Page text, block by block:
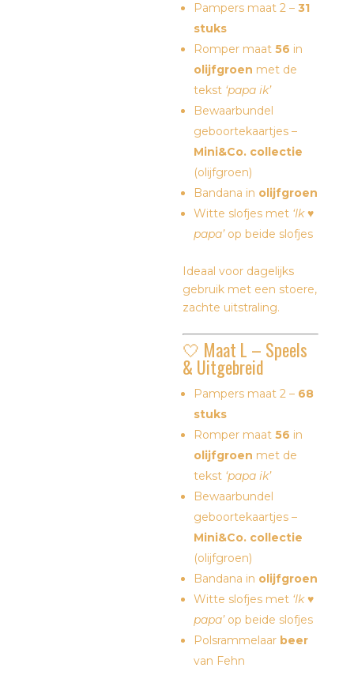
Pampers maat 2 –31
stuks
Romper maat56 in
olijfgroen met de
tekst ‘papa ik’
Bewaarbundel
geboortekaartjes –
Mini&Co. collectie
(olijfgroen)
Bandana in olijfgroen
Witte slofjes met ‘Ik ♥
papa’op beide slofjes
Ideaal voor dagelijks
gebruik met een stoere,
zachte uitstraling.
🤍 Maat L – Speels
& Uitgebreid
Pampers maat 2 – 68
stuks
Romper maat56 in
olijfgroen met de
tekst ‘papa ik’
Bewaarbundel
geboortekaartjes –
Mini&Co. collectie
(olijfgroen)
Bandana in olijfgroen
Witte slofjes met ‘Ik ♥
papa’op beide slofjes
Polsrammelaar beer
van Fehn